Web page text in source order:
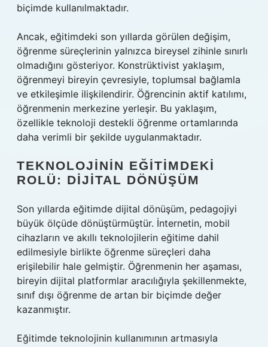
biçimde kullanılmaktadır.
Ancak, eğitimdeki son yıllarda görülen değişim,
öğrenme süreçlerinin yalnızca bireysel zihinle sınırlı
olmadığını gösteriyor. Konstrüktivist yaklaşım,
öğrenmeyi bireyin çevresiyle, toplumsal bağlamla
ve etkileşimle ilişkilendirir. Öğrencinin aktif katılımı,
öğrenmenin merkezine yerleşir. Bu yaklaşım,
özellikle teknoloji destekli öğrenme ortamlarında
daha verimli bir şekilde uygulanmaktadır.
TEKNOLOJININ EĞITIMDEKI
ROLÜ: DIJITAL DÖNÜŞÜM
Son yıllarda eğitimde dijital dönüşüm, pedagojiyi
büyük ölçüde dönüştürmüştür. İnternetin, mobil
cihazların ve akıllı teknolojilerin eğitime dahil
edilmesiyle birlikte öğrenme süreçleri daha
erişilebilir hale gelmiştir. Öğrenmenin her aşaması,
bireyin dijital platformlar aracılığıyla şekillenmekte,
sınıf dışı öğrenme de artan bir biçimde değer
kazanmıştır.
Eğitimde teknolojinin kullanımının artmasıyla